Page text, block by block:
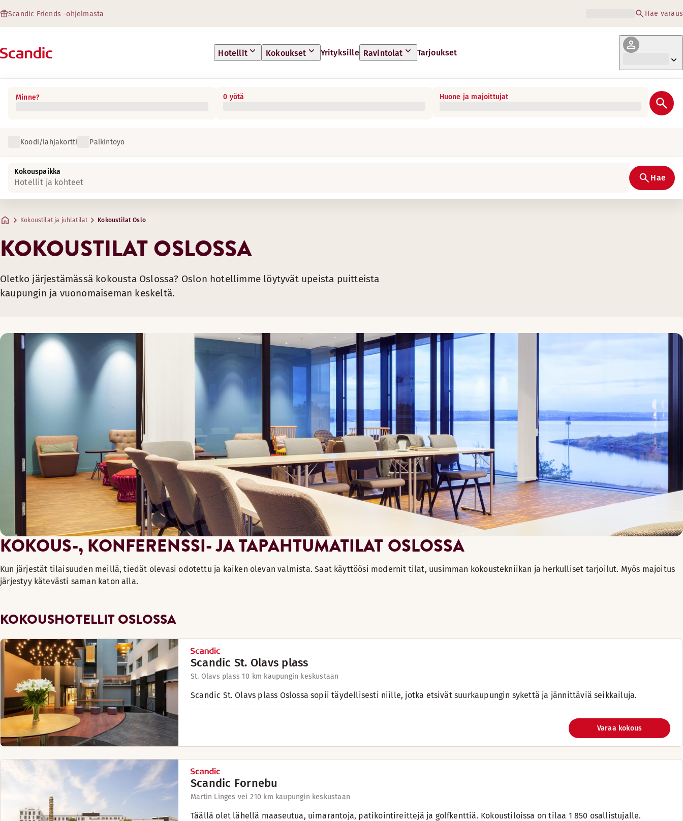
Scandic Friends -ohjelmasta Hae varaus
Hotellit Kokoukset Yrityksille Ravintolat Tarjoukset
Minne? 0 yötä Huone ja majoittujat
Koodi/lahjakortti Palkintoyö
Kokouspaikka
Hotellit ja kohteet Hae
Kokoustilat ja juhlatilat Kokoustilat Oslo
KOKOUSTILAT OSLOSSA
Oletko järjestämässä kokousta Oslossa? Oslon hotellimme löytyvät upeista puitteista
kaupungin ja vuonomaiseman keskeltä.
KOKOUS-, KONFERENSSI- JA TAPAHTUMATILAT OSLOSSA
Kun järjestät tilaisuuden meillä, tiedät olevasi odotettu ja kaiken olevan valmista. Saat käyttöösi modernit tilat, uusimman kokoustekniikan ja herkulliset tarjoilut. Myös majoitus
järjestyy kätevästi saman katon alla.
KOKOUSHOTELLIT OSLOSSA
Scandic St. Olavs plass
St. Olavs plass 10 km kaupungin keskustaan
Scandic St. Olavs plass Oslossa sopii täydellisesti niille, jotka etsivät suurkaupungin sykettä ja jännittäviä seikkailuja.
Varaa kokous
Scandic Fornebu
Martin Linges vei 210 km kaupungin keskustaan
Täällä olet lähellä maaseutua, uimarantoja, patikointireittejä ja golfkenttiä. Kokoustiloissa on tilaa 1 850 osallistujalle.